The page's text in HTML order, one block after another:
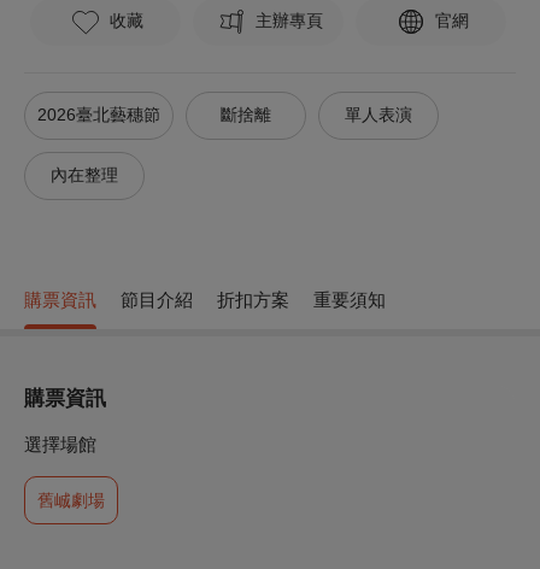
收藏 主辦專頁 官網
2026臺北藝穗節 斷捨離 單人表演
內在整理
購票資訊 節目介紹 折扣方案 重要須知
購票資訊
選擇場館
舊峸劇場